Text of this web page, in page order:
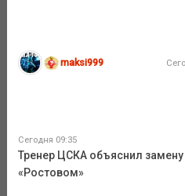
maksi999
Сегодня 09:35
Тренер ЦСКА объяснил замену
«Ростовом»